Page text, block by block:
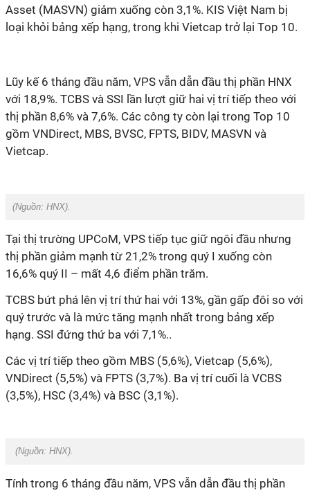
Asset (MASVN) giảm xuống còn 3,1 %. KIS Việt Nam bị
loại khỏi bảng xếp hạng, trong khi Vietcap trở lại Top 10.
Lũy kế 6 tháng đầu năm, VPS vẫn dẫn đầu thị phần HNX
với 18,9%. TCBS và SSI lần lượt giữ hai vị trí tiếp theo với
thị phần 8,6% và 7,6%. Các công ty còn lại trong Top 10
gồm VNDirect, MBS, BVSC, FPTS, BIDV, MASVN và
Vietcap.
(Nguồn: HNX).
Tại thị trường UPCoM, VPS tiếp tục giữ ngôi đầu nhưng
thị phần giảm mạnh từ 21,2% trong quý I xuống còn
16,6% quý II – mất 4,6 điểm phần trăm.
TCBS bứt phá lên vị trí thứ hai với 13%, gần gấp đôi so với
quý trước và là mức tăng mạnh nhất trong bảng xếp
hạng. SSI đứng thứ ba với 7,1 %..
Các vị trí tiếp theo gồm MBS (5,6%), Vietcap (5,6%),
VNDirect (5,5%) và FPTS (3,7%). Ba vị trí cuối là VCBS
(3,5%), HSC (3,4%) và BSC (3,1%).
(Nguồn: HNX).
Tính trong 6 tháng đầu năm, VPS vẫn dẫn đầu thị phần